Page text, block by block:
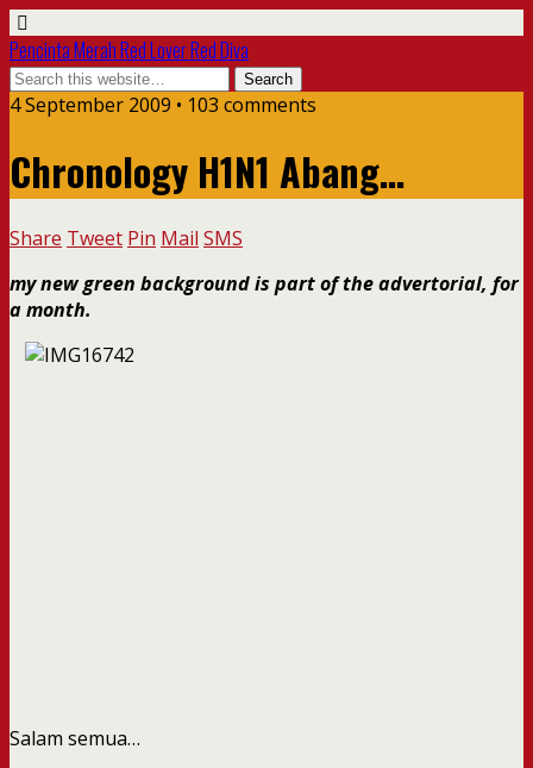
Pencinta Merah Red Lover Red Diva
4 September 2009 • 103 comments
Chronology H1N1 Abang…
Share Tweet Pin Mail SMS
my new green background is part of the advertorial, for
a month.
Salam semua…